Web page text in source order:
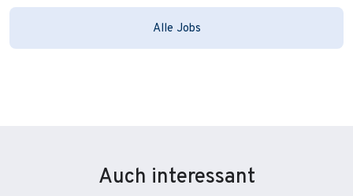
Alle Jobs
Auch interessant